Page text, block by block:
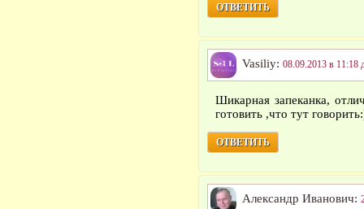
ОТВЕТИТЬ
Vasiliy: 08.09.2013 в 11:18
Шикарная запеканка,
готовить ,что тут
ОТВЕТИТЬ
Александр Иванович: